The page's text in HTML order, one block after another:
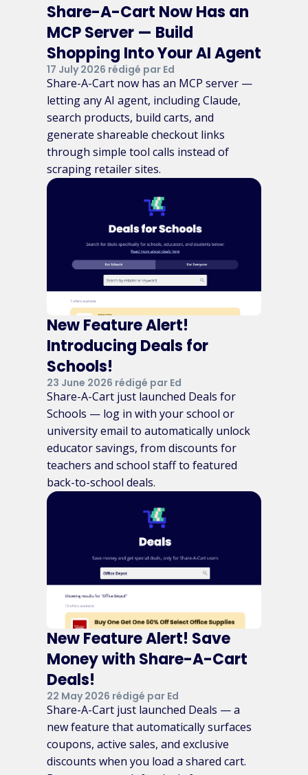
Share-A-Cart Now Has an
MCP Server — Build
Shopping Into Your AI Agent
17 July 2026 rédigé par Ed
Share-A-Cart now has an MCP server —
letting any AI agent, including Claude,
search products, build carts, and
generate shareable checkout links
through simple tool calls instead of
scraping retailer sites.
New Feature Alert!
Introducing Deals for
Schools!
23 June 2026 rédigé par Ed
Share-A-Cart just launched Deals for
Schools — log in with your school or
university email to automatically unlock
educator savings, from discounts for
teachers and school staff to featured
back-to-school deals.
New Feature Alert! Save
Money with Share-A-Cart
Deals!
22 May 2026 rédigé par Ed
Share-A-Cart just launched Deals — a
new feature that automatically surfaces
coupons, active sales, and exclusive
discounts when you load a shared cart.